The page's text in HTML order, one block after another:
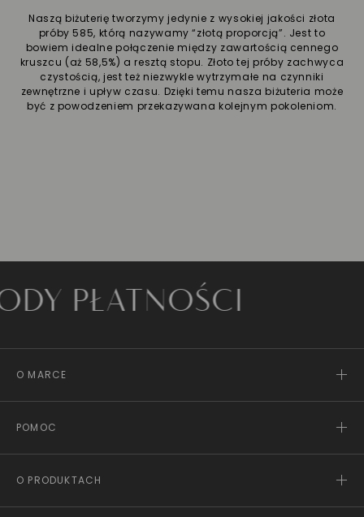
Naszą biżuterię tworzymy jedynie z wysokiej jakości złota
próby 585, którą nazywamy “złotą proporcją”. Jest to
bowiem idealne połączenie między zawartością cennego
kruszcu (aż 58,5%) a resztą stopu. Złoto tej próby zachwyca
czystością, jest też niezwykle wytrzymałe na czynniki
zewnętrzne i upływ czasu. Dzięki temu nasza biżuteria może
być z powodzeniem przekazywana kolejnym pokoleniom.
O MARCE
POMOC
O PRODUKTACH